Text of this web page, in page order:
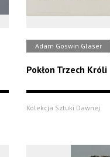
Adam Goswin Glaser
Pokłon Trzech Króli
Kolekcja Sztuki Dawnej